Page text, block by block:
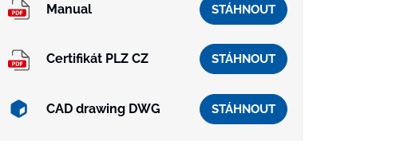
Manual STÁHNOUT
Certifikát PLZ CZ STÁHNOUT
CAD drawing DWG STÁHNOUT